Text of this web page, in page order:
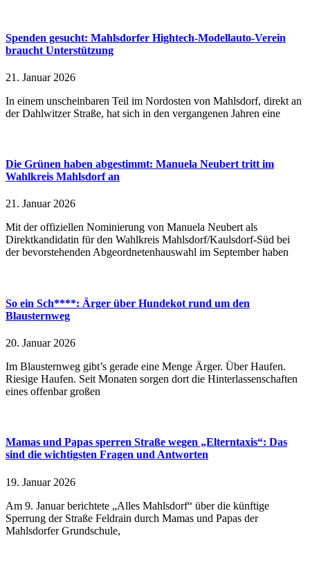
Spenden gesucht: Mahlsdorfer Hightech-Modellauto-Verein
braucht Unterstützung
21. Januar 2026
In einem unscheinbaren Teil im Nordosten von Mahlsdorf, direkt an
der Dahlwitzer Straße, hat sich in den vergangenen Jahren eine
Die Grünen haben abgestimmt: Manuela Neubert tritt im
Wahlkreis Mahlsdorf an
21. Januar 2026
Mit der offiziellen Nominierung von Manuela Neubert als
Direktkandidatin für den Wahlkreis Mahlsdorf/Kaulsdorf-Süd bei
der bevorstehenden Abgeordnetenhauswahl im September haben
So ein Sch****: Ärger über Hundekot rund um den
Blausternweg
20. Januar 2026
Im Blausternweg gibt’s gerade eine Menge Ärger. Über Haufen.
Riesige Haufen. Seit Monaten sorgen dort die Hinterlassenschaften
eines offenbar großen
Mamas und Papas sperren Straße wegen „Elterntaxis“: Das
sind die wichtigsten Fragen und Antworten
19. Januar 2026
Am 9. Januar berichtete „Alles Mahlsdorf“ über die künftige
Sperrung der Straße Feldrain durch Mamas und Papas der
Mahlsdorfer Grundschule,